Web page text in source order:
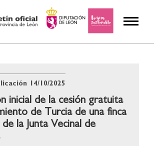
inicial de la cesión gratuita
de Turcia de una finca
la Junta Vecinal de
14/10/2025